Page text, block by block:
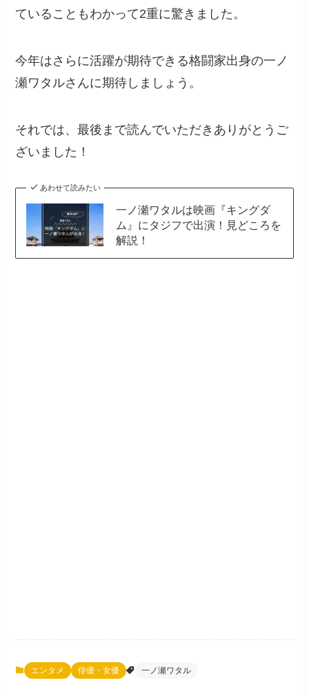
ていることもわかって2重に驚きました。
今年はさらに活躍が期待できる格闘家出身の一ノ
瀬ワタルさんに期待しましょう。
それでは、最後まで読んでいただきありがとうご
ざいました！
あわせて読みたい
一ノ瀬ワタルは映画『キングダ
ム』にタジフで出演！見どころを
解説！
エンタメ 俳優・女優 一ノ瀬ワタル